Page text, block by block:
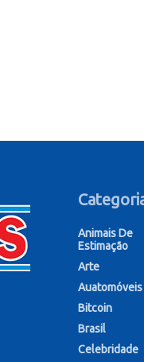
Animais De
Estimação
Arte
Auatomóveis
Bitcoin
Brasil
Celebridade